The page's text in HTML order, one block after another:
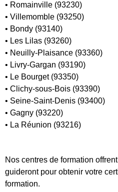
• Romainville (93230)
• Villemomble (93250)
• Bondy (93140)
• Les Lilas (93260)
• Neuilly-Plaisance (93360)
• Livry-Gargan (93190)
• Le Bourget (93350)
• Clichy-sous-Bois (93390)
• Seine-Saint-Denis (93400)
• Gagny (93220)
• La Réunion (93216)
Nos centres de formation
guideront pour obtenir votre
formation.